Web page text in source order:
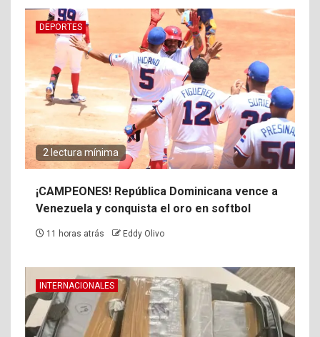
DEPORTES
2 lectura mínima
¡CAMPEONES! República Dominicana vence a
Venezuela y conquista el oro en softbol
11 horas atrás Eddy Olivo
INTERNACIONALES